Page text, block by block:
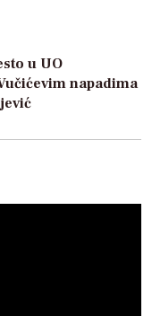
u UO
napadima